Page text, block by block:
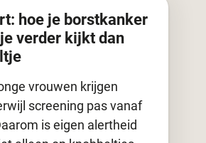
hoe je borstkanker
verder kijkt dan
vrouwen krijgen
screening pas vanaf
is eigen alertheid